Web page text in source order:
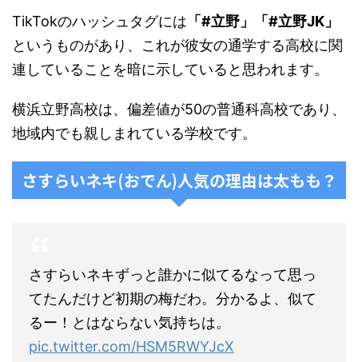
TikTokのハッシュタグには 「#立野」「#立野JK」
というものがあり、これが彼女の通学する高校に関
連していることを暗に示していると思われます。
横浜立野高校は、偏差値が50の普通科高校であり、
地域内でも親しまれている学校です。
さすらいネキ(おでん)人気の理由は太もも？
さすらいネキずっと誰かに似てるなって思っ
てたんだけど初期の梅だわ。分かるよ、似て
るー！とはならない気持ちは。
pic.twitter.com/HSM5RWYJcX